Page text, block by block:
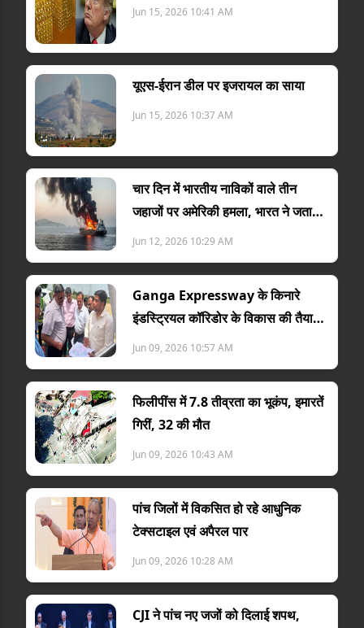
Jun 15, 2026 10:41 AM
यूएस-ईरान डील पर इजरायल का साया
Jun 15, 2026 10:37 AM
चार दिन में भारतीय नाविकों वाले तीन
जहाजों पर अमेरिकी हमला, भारत ने जताया
विरोध
Jun 12, 2026 10:29 AM
Ganga Expressway के किनारे
इंडस्ट्रियल कॉरिडोर के विकास की तैयारी
तेज
Jun 09, 2026 10:57 AM
फिलीपींस में 7.8 तीव्रता का भूकंप, इमारतें
गिरीं, 32 की मौत
Jun 09, 2026 10:43 AM
पांच जिलों में विकसित हो रहे आधुनिक
टेक्सटाइल एवं अपैरल पार
Jun 09, 2026 10:28 AM
CJI ने पांच नए जजों को दिलाई शपथ,